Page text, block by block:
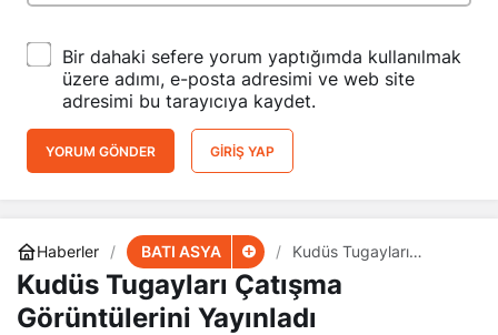
Bir dahaki sefere yorum yaptığımda kullanılmak
üzere adımı, e-posta adresimi ve web site
adresimi bu tarayıcıya kaydet.
YORUM GÖNDER GIRIŞ YAP
Haberler BATI ASYA
Kudüs Tugayları
Yayınladı
Kudüs Tugayları Çatışma
Görüntülerini Yayınladı